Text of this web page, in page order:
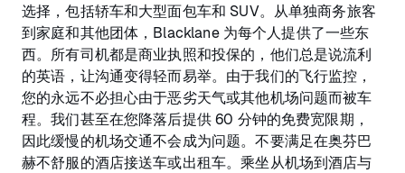
选择，包括轿车和大型面包车和 SUV。从单独商务旅客
到家庭和其他团体，Blacklane 为每个人提供了一些东
西。所有司机都是商业执照和投保的，他们总是说流利
的英语，让沟通变得轻而易举。由于我们的飞行监控，
您的永远不必担心由于恶劣天气或其他机场问题而被车
程。我们甚至在您降落后提供 60 分钟的免费宽限期，
因此缓慢的机场交通不会成为问题。不要满足在奥芬巴
赫不舒服的酒店接送车或出租车。乘坐从机场到酒店与